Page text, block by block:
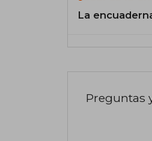
La
Preguntas